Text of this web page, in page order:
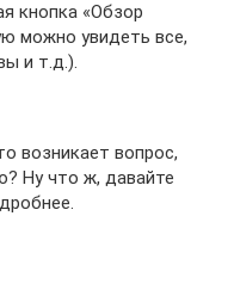
кнопка «Обзор
можно увидеть все,
и т.д.).
возникает вопрос,
Ну что ж, давайте